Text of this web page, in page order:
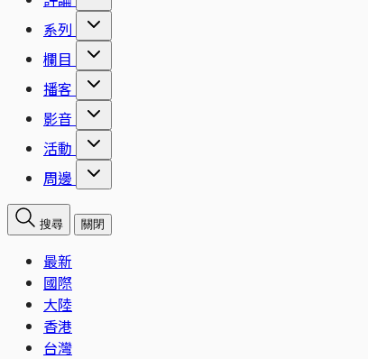
系列
欄目
播客
影音
活動
周邊
搜尋 關閉
最新
國際
大陸
香港
台灣